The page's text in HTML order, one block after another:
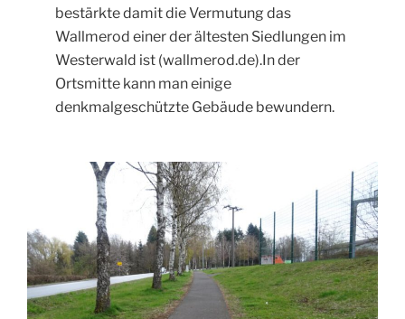
bestärkte damit die Vermutung das
Wallmerod einer der ältesten Siedlungen im
Westerwald ist (wallmerod.de).In der
Ortsmitte kann man einige
denkmalgeschützte Gebäude bewundern.